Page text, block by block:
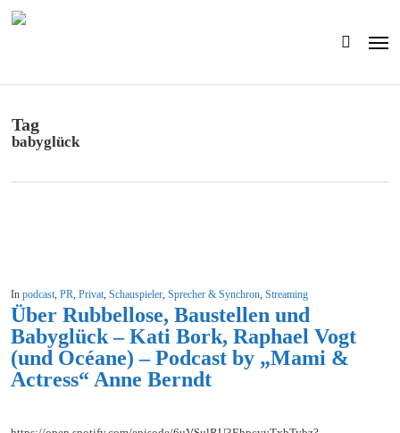
search
Tag
babyglück
Inpodcast,PR,Privat,Schauspieler,Sprecher & Synchron,Streaming
Über Rubbellose, Baustellen und
Babyglück – Kati Bork, Raphael Vogt
(und Océane) – Podcast by „Mami &
Actress“ Anne Berndt